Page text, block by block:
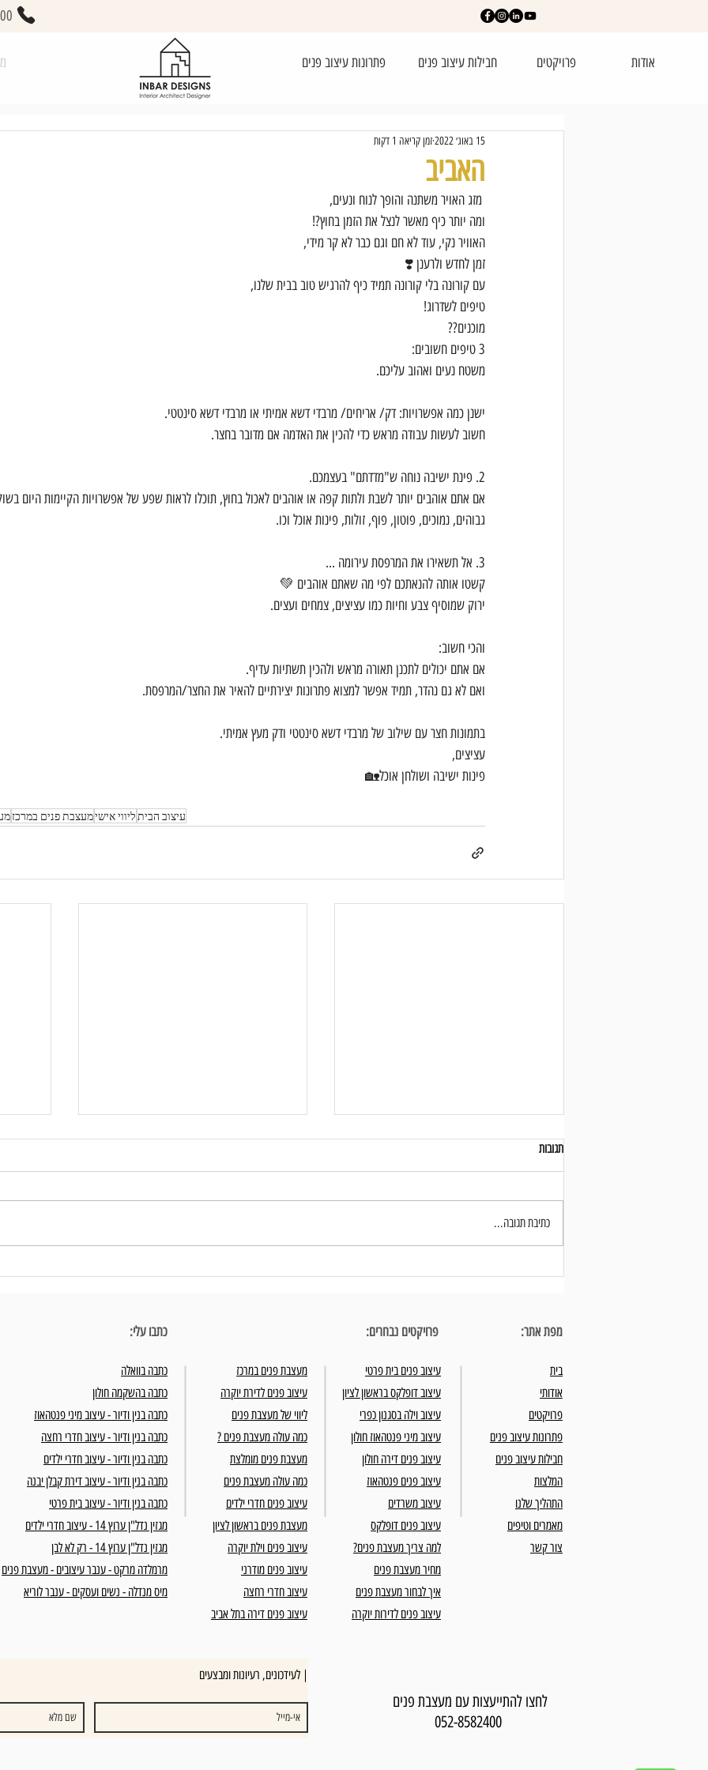
פתרונות עיצוב פנים חבילות עיצוב פנים פרויקטים אודות
האביב
15 באוג׳ 2022 זמן קריאה 1 דקות
ומה יותר כיף מאשר לנצל את הזמן בחוץ?!
האוויר נקי, עוד לא חם וגם כבר לא קר מידי,
זמן לחדש ולרענן ❣️
עם קורונה בלי קורונה תמיד כיף להרגיש טוב בבית שלנו,
טיפים לשדרוג!
מוכנים??
3 טיפים חשובים:
משטח נעים ואהוב עליכם.
ישנן כמה אפשרויות: דק/ אריחים/ מרבדי דשא אמיתי או מרבדי דשא סינטטי.
חשוב לעשות עבודה מראש כדי להכין את האדמה אם מדובר בחצר.
2. פינת ישיבה נוחה ש"מדדתם" בעצמכם.
אם אתם אוהבים יותר לשבת ולתות קפה או אוהבים לאכול בחוץ, תוכלו לראות שפע של אפשרויות הקיימות היום
גבוהים, נמוכים, פוטון, פוף, זולות, פינות אוכל וכו.
3. אל תשאירו את המרפסת עירומה ...
קשטו אותה להנאתכם לפי מה שאתם אוהבים 💚
ירוק שמוסיף צבע וחיות כמו עציצים, צמחים ועצים.
והכי חשוב:
אם אתם יכולים לתכנן תאורה מראש ולהכין תשתיות עדיף.
ואם לא גם נהדר, תמיד אפשר למצוא פתרונות יצירתיים להאיר את החצר/המרפסת.
בתמונות חצר עם שילוב של מרבדי דשא סינטטי ודק מעץ אמיתי.
עציצים,
פינות ישיבה ושולחן אוכל🏡
עיצוב הביתליווי אישימעצבת פנים במרכז
עיצוב חדרי שינה - יצירת חוויה בבית עיצוב
תגובות
כתיבת תגובה...
כתבו עלי: פרויקטים נבחרים: מפת אתר:
עיצוב פנים בית פרטי
עיצוב דופלקס בראשון לציון
עיצוב וילה בסגנון כפרי
עיצוב מיני פנטהאוז חולון
עיצוב פנים דירה חולון
עיצוב פנים פנטהאוז
עיצוב משרדים
עיצוב פנים דופלקס
למה צריך מעצבת פנים?
מחיר מעצבת פנים
איך לבחור מעצבת פנים
עיצוב פנים לדירות יוקרה
בית
אודותי
פרויקטים
פתרונות עיצוב פנים
חבילות עיצוב פנים
המלצות
התהליך שלנו
מאמרים וטיפים
צור קשר
כתבה בוואלה
כתבה בהשקמה חולון
כתבה בנין ודיור - עיצוב מיני פנטהאוז
כתבה בנין ודיור - עיצוב חדרי רחצה
כתבה בנין ודיור - עיצוב חדרי ילדים
כתבה בנין ודיור - עיצוב דירת קבלן יבנה
כתבה בנין ודיור - עיצוב בית פרטי
מגזין נדל"ן ערוץ 14 - עיצוב חדרי ילדים
מגזין נדל"ן ערוץ 14 - רק לא לבן
מרמלדה מרקט - ענבר עיצובים - מעצבת פנים
מיס מנדלה - נשים ועסקים - ענבר לוריא
מעצבת פנים במרכז
עיצוב פנים לדירת יוקרה
ליווי של מעצבת פנים
כמה עולה מעצבת פנים ?
מעצבת פנים מומלצת
כמה עולה מעצבת פנים
עיצוב פנים חדרי ילדים
מעצבת פנים בראשון לציון
עיצוב פנים וילת יוקרה
עיצוב פנים מודרני
עיצוב חדרי רחצה
עיצוב פנים דירה בתל אביב
לחצו להתייעצות עם מעצבת פנים
052-8582400